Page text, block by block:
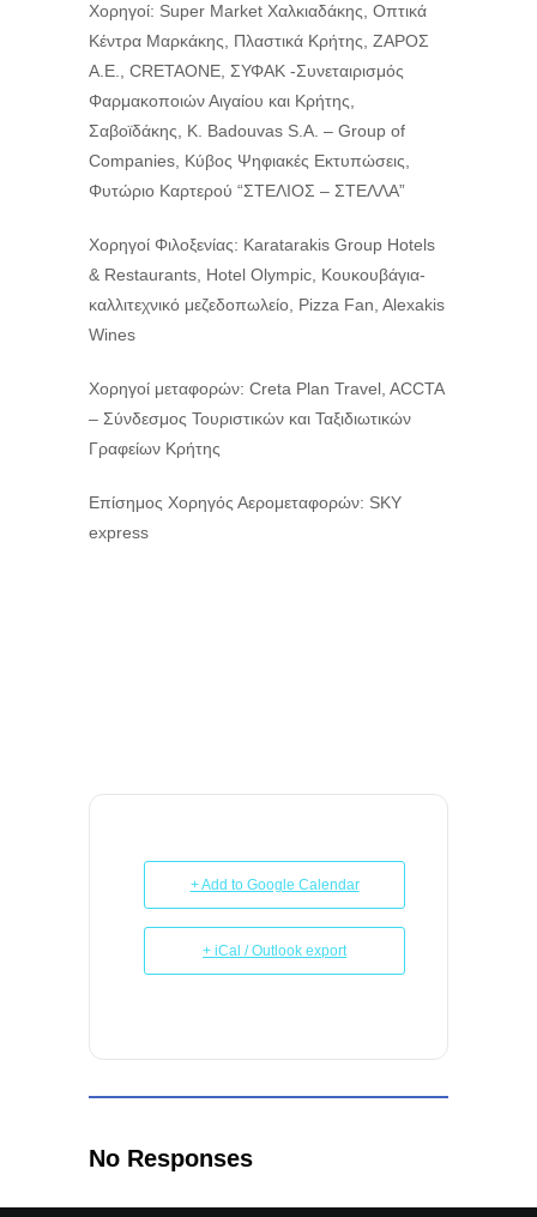
Χορηγοί: Super Market Χαλκιαδάκης, Οπτικά
Κέντρα Μαρκάκης, Πλαστικά Κρήτης, ΖΑΡΟΣ
Α.Ε., CRETAONE, ΣΥΦΑΚ -Συνεταιρισμός
Φαρμακοποιών Αιγαίου και Κρήτης,
Σαβοϊδάκης, K. Badouvas S.A. – Group of
Companies, Κύβος Ψηφιακές Εκτυπώσεις,
Φυτώριο Καρτερού “ΣΤΕΛΙΟΣ – ΣΤΕΛΛΑ”
Χορηγοί Φιλοξενίας: Karatarakis Group Hotels
& Restaurants, Hotel Olympic, Κουκουβάγια-
καλλιτεχνικό μεζεδοπωλείο, Pizza Fan, Alexakis
Wines
Χορηγοί μεταφορών: Creta Plan Travel, ACCTA
– Σύνδεσμος Τουριστικών και Ταξιδιωτικών
Γραφείων Κρήτης
Επίσημος Χορηγός Αερομεταφορών: SKY
express
+ Add to Google Calendar
+ iCal / Outlook export
No Responses